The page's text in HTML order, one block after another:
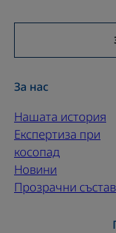
За нас
Нашата история
Експертиза при
косопад
Новини
Прозрачни